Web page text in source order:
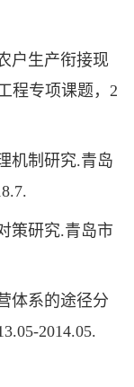
生产衔接现
程专项课题，2
制研究.青岛
研究.青岛市
系的途径分
2014.05.